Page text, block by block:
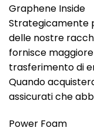
Graphene Inside
Strategicamente
delle nostre
fornisce
trasferimento di
Quando
assicurati che
Power Foam